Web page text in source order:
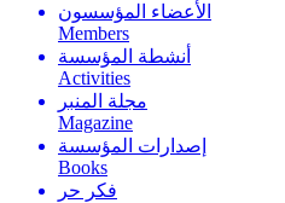
الأعضاء المؤسسون
Members
أنشطة المؤسسة
Activities
مجلة المنبر
Magazine
إصدارات المؤسسة
Books
فكر حر